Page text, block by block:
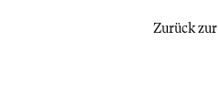
Zurück zur